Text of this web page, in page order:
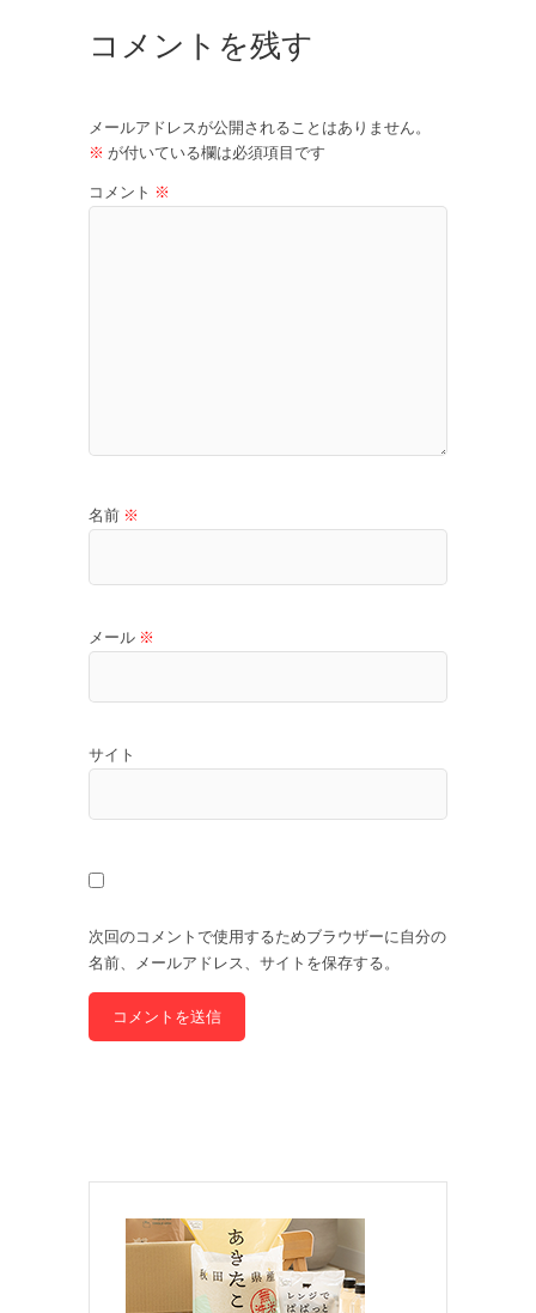
コメントを残す
メールアドレスが公開されることはありません。
※ が付いている欄は必須項目です
コメント ※
名前 ※
メール ※
サイト
次回のコメントで使用するためブラウザーに自分の
名前、メールアドレス、サイトを保存する。